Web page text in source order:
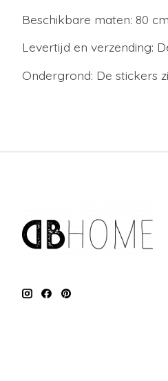
Beschikbare maten: 80
Levertijd en verzending:
Ondergrond: De stickers